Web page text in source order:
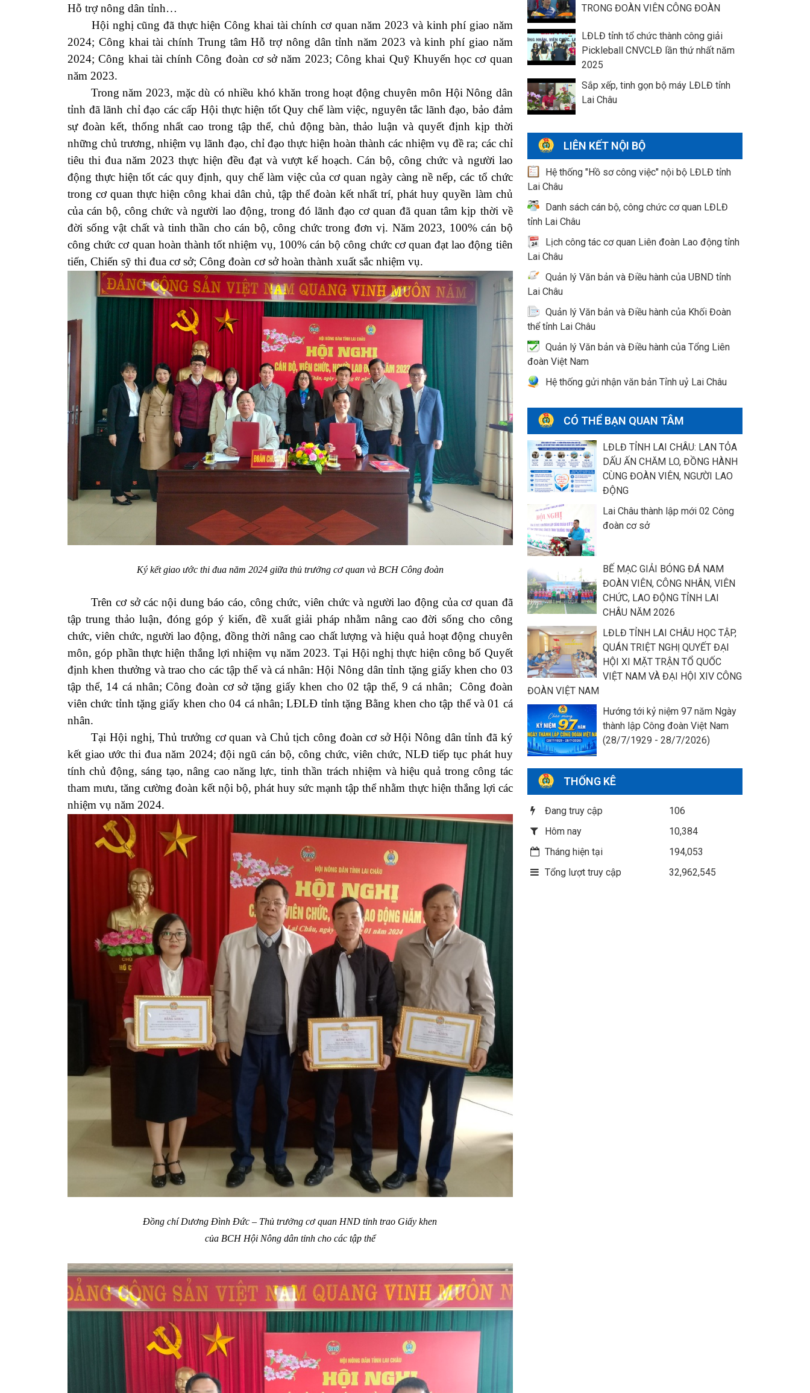
Hỗ trợ nông dân tỉnh…
Hội nghị cũng đã thực hiện Công khai tài chính cơ quan năm 2023 và kinh phí giao năm
2024; Công khai tài chính Trung tâm Hỗ trợ nông dân tỉnh năm 2023 và kinh phí giao năm
2024; Công khai tài chính Công đoàn cơ sở năm 2023; Công khai Quỹ Khuyến học cơ quan
năm 2023.
Trong năm 2023, mặc dù có nhiều khó khăn trong hoạt động chuyên môn Hội Nông dân
tỉnh đã lãnh chỉ đạo các cấp Hội thực hiện tốt Quy chế làm việc, nguyên tắc lãnh đạo, bảo đảm
sự đoàn kết, thống nhất cao trong tập thể, chủ động bàn, thảo luận và quyết định kịp thời
những chủ trương, nhiệm vụ lãnh đạo, chỉ đạo thực hiện hoàn thành các nhiệm vụ đề ra; các chỉ
tiêu thi đua năm 2023 thực hiện đều đạt và vượt kế hoạch. Cán bộ, công chức và người lao
động thực hiện tốt các quy định, quy chế làm việc của cơ quan ngày càng nề nếp, các tổ chức
trong cơ quan thực hiện công khai dân chủ, tập thể đoàn kết nhất trí, phát huy quyền làm chủ
của cán bộ, công chức và người lao động, trong đó lãnh đạo cơ quan đã quan tâm kịp thời về
đời sống vật chất và tinh thần cho cán bộ, công chức trong đơn vị. Năm 2023, 100% cán bộ
công chức cơ quan hoàn thành tốt nhiệm vụ, 100% cán bộ công chức cơ quan đạt lao động tiên
tiến, Chiến sỹ thi đua cơ sở; Công đoàn cơ sở hoàn thành xuất sắc nhiệm vụ.
Ký kết giao ước thi đua năm 2024 giữa thủ trưởng cơ quan và BCH Công đoàn
Trên cơ sở các nội dung báo cáo, công chức, viên chức và người lao động của cơ quan đã
tập trung thảo luận, đóng góp ý kiến, đề xuất giải pháp nhằm nâng cao đời sống cho công
chức, viên chức, người lao động, đồng thời nâng cao chất lượng và hiệu quả hoạt động chuyên
môn, góp phần thực hiện thắng lợi nhiệm vụ năm 2023. Tại Hội nghị thực hiện công bố Quyết
định khen thưởng và trao cho các tập thể và cá nhân: Hội Nông dân tỉnh tặng giấy khen cho 03
tập thể, 14 cá nhân; Công đoàn cơ sở tặng giấy khen cho 02 tập thể, 9 cá nhân; Công đoàn
viên chức tỉnh tặng giấy khen cho 04 cá nhân; LĐLĐ tỉnh tặng Bằng khen cho tập thể và 01 cá
nhân.
Tại Hội nghị, Thủ trưởng cơ quan và Chủ tịch công đoàn cơ sở Hội Nông dân tỉnh đã ký
kết giao ước thi đua năm 2024; đội ngũ cán bộ, công chức, viên chức, NLĐ tiếp tục phát huy
tính chủ động, sáng tạo, nâng cao năng lực, tinh thần trách nhiệm và hiệu quả trong công tác
tham mưu, tăng cường đoàn kết nội bộ, phát huy sức mạnh tập thể nhằm thực hiện thắng lợi các
nhiệm vụ năm 2024.
Đồng chí Dương Đình Đức – Thủ trưởng cơ quan HND tỉnh trao Giấy khen
của BCH Hội Nông dân tỉnh cho các tập thể
TRONG ĐOÀN VIÊN CÔNG ĐOÀN
LĐLĐ tỉnh tổ chức thành công giải
Pickleball CNVCLĐ lần thứ nhất năm
2025
Sắp xếp, tinh gọn bộ máy LĐLĐ tỉnh
Lai Châu
LIÊN KẾT NỘI BỘ
Hệ thống "Hồ sơ công việc" nội bộ LĐLĐ tỉnh
Lai Châu
Danh sách cán bộ, công chức cơ quan LĐLĐ
tỉnh Lai Châu
Lịch công tác cơ quan Liên đoàn Lao động tỉnh
Lai Châu
Quản lý Văn bản và Điều hành của UBND tỉnh
Lai Châu
Quản lý Văn bản và Điều hành của Khối Đoàn
thể tỉnh Lai Châu
Quản lý Văn bản và Điều hành của Tổng Liên
đoàn Việt Nam
Hệ thống gửi nhận văn bản Tỉnh uỷ Lai Châu
CÓ THỂ BẠN QUAN TÂM
LĐLĐ TỈNH LAI CHÂU: LAN TỎA
DẤU ẤN CHĂM LO, ĐỒNG HÀNH
CÙNG ĐOÀN VIÊN, NGƯỜI LAO
ĐỘNG
Lai Châu thành lập mới 02 Công
đoàn cơ sở
BẾ MẠC GIẢI BÓNG ĐÁ NAM
ĐOÀN VIÊN, CÔNG NHÂN, VIÊN
CHỨC, LAO ĐỘNG TỈNH LAI
CHÂU NĂM 2026
LĐLĐ TỈNH LAI CHÂU HỌC TẬP,
QUÁN TRIỆT NGHỊ QUYẾT ĐẠI
HỘI XI MẶT TRẬN TỔ QUỐC
VIỆT NAM VÀ ĐẠI HỘI XIV CÔNG
ĐOÀN VIỆT NAM
Hướng tới kỷ niệm 97 năm Ngày
thành lập Công đoàn Việt Nam
(28/7/1929 - 28/7/2026)
THỐNG KÊ
Đang truy cập
106
Hôm nay
10,384
Tháng hiện tại
194,053
Tổng lượt truy cập
32,962,545